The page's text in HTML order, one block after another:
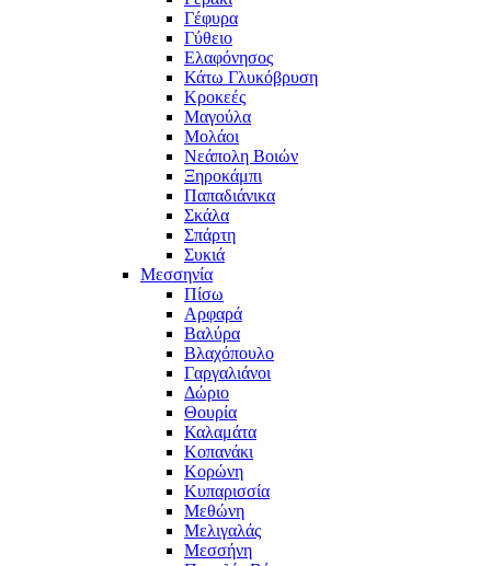
Γέφυρα
Γύθειο
Ελαφόνησος
Κάτω Γλυκόβρυση
Κροκεές
Μαγούλα
Μολάοι
Νεάπολη Βοιών
Ξηροκάμπι
Παπαδιάνικα
Σκάλα
Σπάρτη
Συκιά
Μεσσηνία
Πίσω
Αρφαρά
Βαλύρα
Βλαχόπουλο
Γαργαλιάνοι
Δώριο
Θουρία
Καλαμάτα
Κοπανάκι
Κορώνη
Κυπαρισσία
Μεθώνη
Μελιγαλάς
Μεσσήνη